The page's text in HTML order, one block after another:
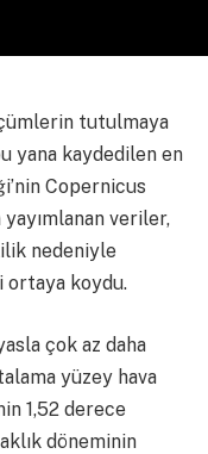
tutulmaya
yana kaydedilen en
Copernicus
veriler,
nedeniyle
ortaya koydu.
çok az daha
yüzey hava
1,52 derece
döneminin